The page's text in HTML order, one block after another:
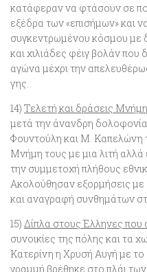
κατάφεραν να φτάσουν σε
εξέδρα των «επισήμων» και
συγκεντρωμένου κόσμου με
και χιλιάδες φέιγ βολάν
αγώνα μέχρι την
γης.
14) Τελετή και δράσεις
μετά την άνανδρη
Φουντούλη και Μ. Καπελώνη
Μνήμη τους με μια λιτή αλλά
την συμμετοχή πλήθους
Ακολούθησαν εξορμήσεις
και αναγραφή συνθημάτων
15) Δίπλα στους Έλληνες που
συνοικίες της πόλης και τα
Κατερίνη η Χρυσή Αυγή με
γραμμή βρέθηκε στο πλάι